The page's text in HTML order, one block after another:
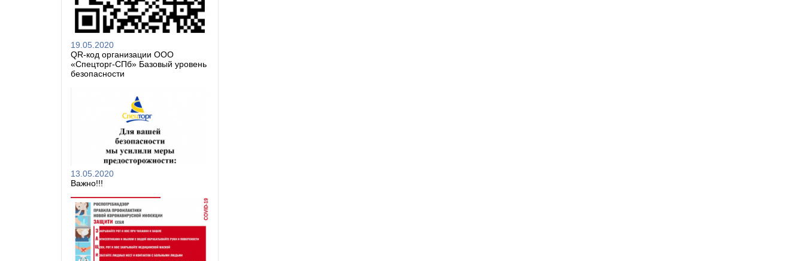
19.05.2020
QR-код организации ООО
«Спецторг-СПб» Базовый уровень
безопасности
13.05.2020
Важно!!!